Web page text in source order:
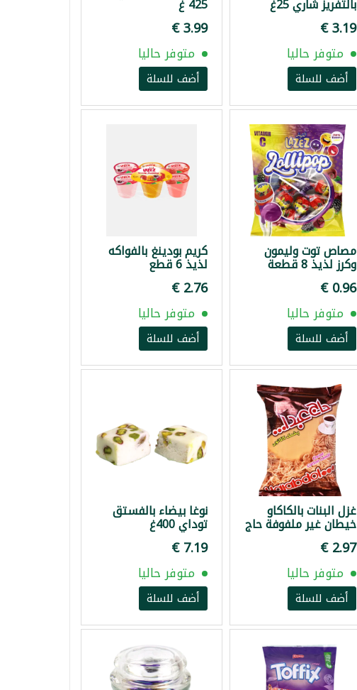
بالتفريز شاري 25غ
متوفر حاليا
أضف للسلة
425 غ
متوفر حاليا
أضف للسلة
مصاص توت وليمون
وكرز لذيذ 8 قطعة
متوفر حاليا
أضف للسلة
كريم بودينغ بالفواكه
لذيذ 6 قطع
متوفر حاليا
أضف للسلة
غزل البنات بالكاكاو
خيطان غير ملفوفة حاج
عبده 350غ
متوفر حاليا
أضف للسلة
نوغا بيضاء بالفستق
توداي 400غ
متوفر حاليا
أضف للسلة